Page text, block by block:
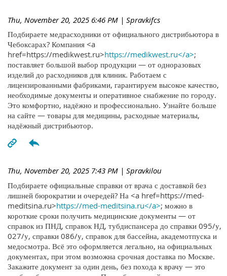
Thu, November 20, 2025 6:46 PM | Spravkifcs
Подбираете медрасходники от официального дистрибьютора в
Чебоксарах? Компания <a
href=https://medikwest.ru>https://medikwest.ru</a>;
поставляет большой выбор продукции — от одноразовых
изделий до расходников для клиник. Работаем с
лицензированными фабриками, гарантируем высокое качество,
необходимые документы и оперативное снабжение по городу.
Это комфортно, надёжно и профессионально. Узнайте больше
на сайте — товары для медицины, расходные материалы,
надёжный дистрибьютор.
Thu, November 20, 2025 7:43 PM | Spravkilou
Подбираете официальные справки от врача с доставкой без
лишней бюрократии и очередей? На <a href=https://med-
meditsina.ru>https://med-meditsina.ru</a>; можно в
короткие сроки получить медицинские документы — от
справок из ПНД, справок НД, тубдиспансера до справки 095/у,
027/у, справки 086/у, справок для бассейна, академотпуска и
медосмотра. Всё это оформляется легально, на официальных
документах, при этом возможна срочная доставка по Москве.
Закажите документ за один день, без похода к врачу — это